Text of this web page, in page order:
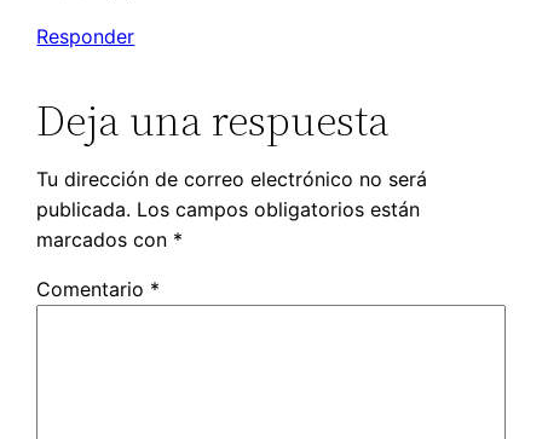
Responder
Deja una respuesta
Tu dirección de correo electrónico no será
publicada. Los campos obligatorios están
marcados con *
Comentario *